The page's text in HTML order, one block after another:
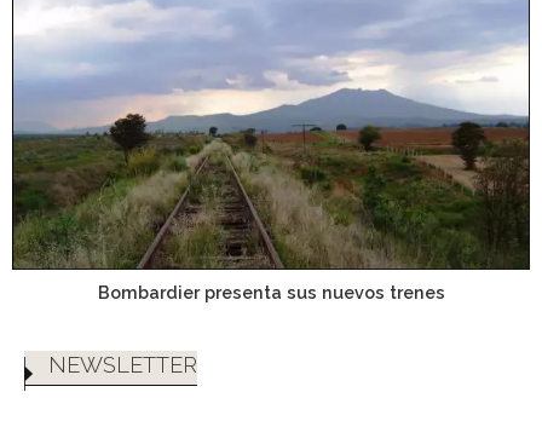
Bombardier presenta sus nuevos trenes
NEWSLETTER